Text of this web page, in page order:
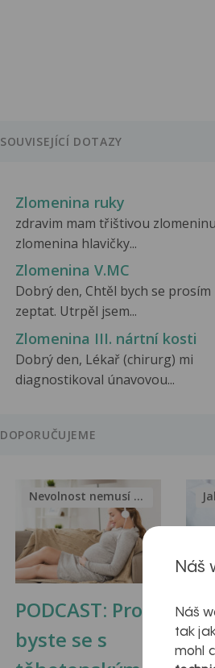
SOUVISEJÍCÍ DOTAZY
Zlomenina ruky
zdravim mam třištivou
zlomenina hlavičky...
Zlomenina V.MC
Dobrý den, Chtěl bych se prosím
zeptat. Utrpěl jsem...
Zlomenina III. nártní kosti
Dobrý den, Lékař (chirurg) mi
diagnostikoval únavovou...
DOPORUČUJEME
PODCAST: Proč
byste se s
Nevolnost nemusí být nutnou...
Náš
Náš
tak
mohl